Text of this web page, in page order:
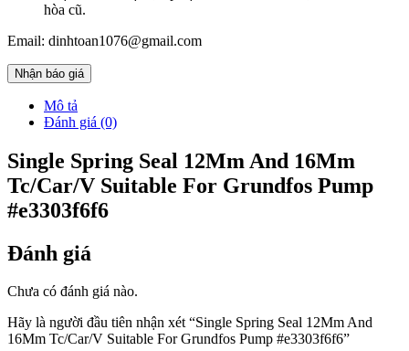
hòa cũ.
Email: dinhtoan1076@gmail.com
Nhận báo giá
Mô tả
Đánh giá (0)
Single Spring Seal 12Mm And 16Mm
Tc/Car/V Suitable For Grundfos Pump
#e3303f6f6
Đánh giá
Chưa có đánh giá nào.
Hãy là người đầu tiên nhận xét “Single Spring Seal 12Mm And
16Mm Tc/Car/V Suitable For Grundfos Pump #e3303f6f6”